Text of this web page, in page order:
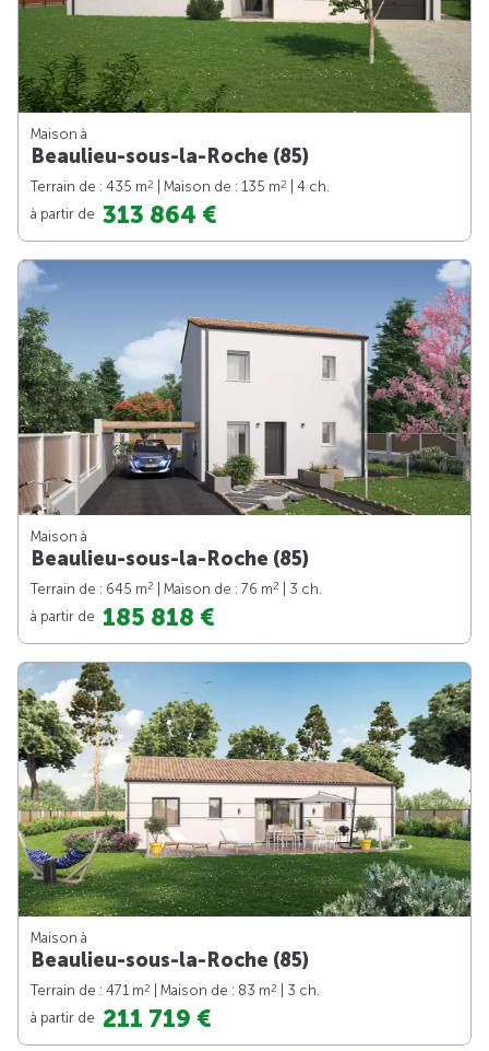
Maison à
Beaulieu-sous-la-Roche (85)
Terrain de : 435 m2 | Maison de : 135 m2
| 4 ch.
à partir de 313 864 €
Maison à
Beaulieu-sous-la-Roche (85)
Terrain de : 645 m2 | Maison de : 76 m2
| 3 ch.
à partir de 185 818 €
Maison à
Beaulieu-sous-la-Roche (85)
Terrain de : 471 m2 | Maison de : 83 m2
| 3 ch.
à partir de 211 719 €